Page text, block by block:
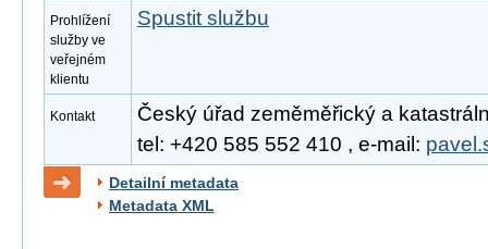
Prohlížení
služby ve
veřejném
klientu
Spustit službu
Kontakt
Český úřad zeměměřický a
tel: +420 585 552 410 , e-mail:
Detailní metadata
Metadata XML